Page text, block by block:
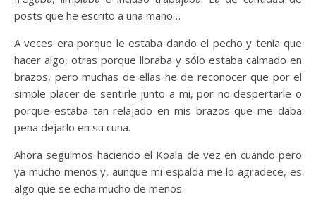
posts que he escrito a una mano…
A veces era porque le estaba dando el pecho y tenía que
hacer algo, otras porque lloraba y sólo estaba calmado en
brazos, pero muchas de ellas he de reconocer que por el
simple placer de sentirle junto a mi, por no despertarle o
porque estaba tan relajado en mis brazos que me daba
pena dejarlo en su cuna.
Ahora seguimos haciendo el Koala de vez en cuando pero
ya mucho menos y, aunque mi espalda me lo agradece, es
algo que se echa mucho de menos.